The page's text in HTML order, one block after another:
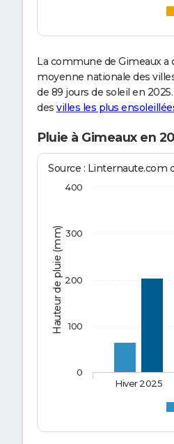
La commune de Gimeaux a
moyenne nationale des
de 89 jours de soleil en
des villes les plus
Pluie à Gimeaux en
Hauteur de pluie (mm)
Source : Linternaute.com
Hiver 2025
0
100
200
300
400